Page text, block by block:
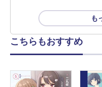
も
こちらもおすすめ